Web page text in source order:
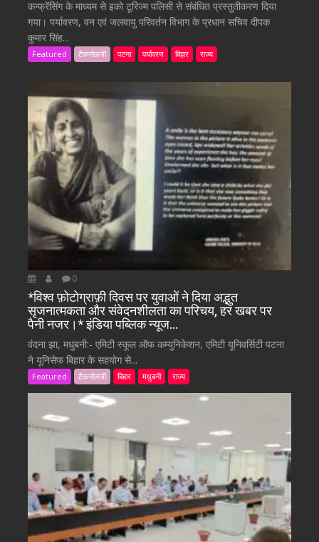
कन्फ्रेंसिंग के माध्यम से इको टूरिज्म पलिसी से संबंधित प्रस्तुतीकरण दिया
गया। पर्यावरण, वन एवं जलवायु परिवर्तन विभाग के प्रधान सचिव दीपक
कुमार सिंह...
Featured टैकनोलजी पटना पर्यावरण बिहार राज्य
0
*विश्व फ़ोटोग्राफ़ी दिवस पर युवाओं ने दिया अद्भुत
सृजनात्मकता और संवेदनशीलता का परिचय, हर खबर पर
पैनी नजर।* इंडिया पब्लिक न्यूज…
वंदना झा, मधुबनी:- एमिटी स्कूल ऑफ कम्युनिकेशन, एमिटी यूनिवर्सिटी पटना
ने यूनिसेफ बिहार के सहयोग से...
Featured टैकनोलजी बिहार मधुबनी राज्य